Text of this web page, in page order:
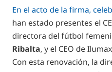
En el acto de la firma,
han estado presentes el
directora del fútbol
Ribalta, y el CEO de
Con esta renovación, la